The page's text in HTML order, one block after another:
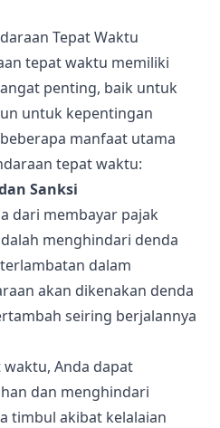
Tepat Waktu
tepat waktu memiliki
penting, baik untuk
untuk kepentingan
manfaat utama
tepat waktu:
Sanksi
dari membayar pajak
menghindari denda
dalam
akan dikenakan denda
seiring berjalannya
Anda dapat
dan menghindari
timbul akibat kelalaian